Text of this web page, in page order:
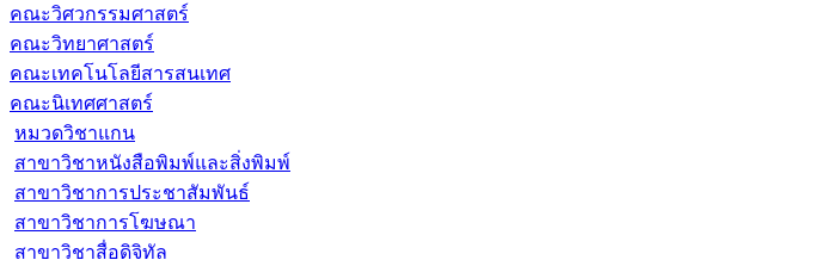
คณะวิศวกรรมศาสตร์
คณะวิทยาศาสตร์
คณะเทคโนโลยีสารสนเทศ
คณะนิเทศศาสตร์
หมวดวิชาแกน
สาขาวิชาหนังสือพิมพ์และสิ่งพิมพ์
สาขาวิชาการประชาสัมพันธ์
สาขาวิชาการโฆษณา
สาขาวิชาสื่อดิจิทัล